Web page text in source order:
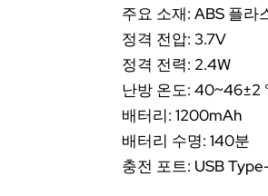
주요 소재: ABS 플라
정격 전압: 3.7V
정격 전력: 2.4W
난방 온도: 40~46±2
배터리: 1200mAh
배터리 수명: 140분
충전 포트: USB